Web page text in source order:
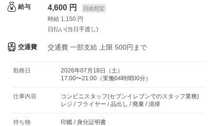
給与 4,600 円 日給想定
時給 1,150 円
日払い(当日手渡し)
交通費 交通費 一部支給 上限 500円まで
勤務日
2026年07月18日（土）
17:00〜21:00（実働04時間00分）
仕事内容
コンビニスタッフ(セブンイレブンでのスタッフ業務)
レジ / フライヤー / 品出し / 廃棄 / 清掃
持ち物 印鑑 /身分証明書